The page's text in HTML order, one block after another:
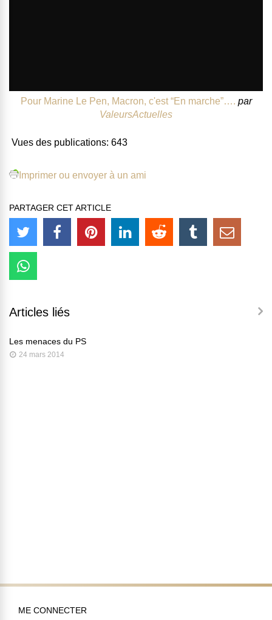
Pour Marine Le Pen, Macron, c'est “En marche”…. par
ValeursActuelles
Vues des publications: 643
Imprimer ou envoyer à un ami
PARTAGER CET ARTICLE
Articles liés
Les menaces du PS
24 mars 2014
ME CONNECTER